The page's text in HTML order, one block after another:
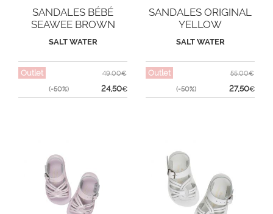
SANDALES BÉBÉ
SEAWEE BROWN
SALT WATER
Outlet
(-50%)
49,00€
24,50€
SANDALES ORIGINAL
YELLOW
SALT WATER
Outlet
(-50%)
55,00€
27,50€